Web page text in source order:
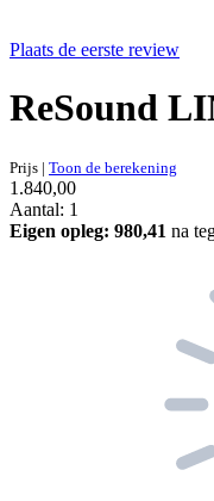
Plaats de eerste review
ReSound
Prijs | Toon de berekening
1.840,00
Aantal: 1
Eigen opleg: 980,41 na